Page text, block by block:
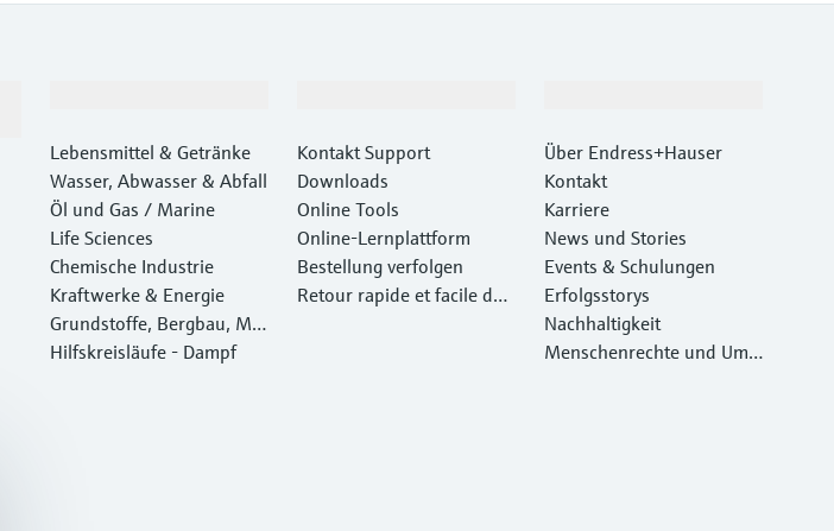
Lebensmittel & Getränke
Wasser, Abwasser & Abfall
Öl und Gas / Marine
Life Sciences
Chemische Industrie
Kraftwerke & Energie
Grundstoffe, Bergbau, Met
alle
Hilfskreisläufe - Dampf
Kontakt Support
Downloads
Online Tools
Online-Lernplattform
Bestellung verfolgen
Retour rapide et facile des
Über Endress+Hauser
Kontakt
Karriere
News und Stories
Events & Schulungen
Erfolgsstorys
Nachhaltigkeit
Menschenrechte und Umw